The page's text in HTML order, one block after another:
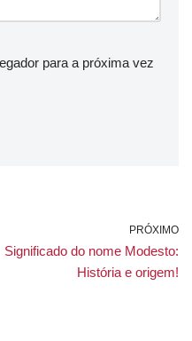
para a próxima vez
PRÓXIMO
Significado do nome Modesto:
História e origem!